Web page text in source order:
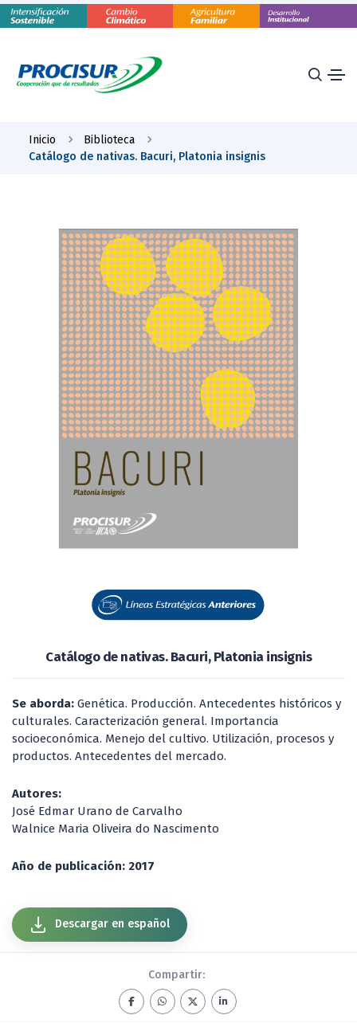
Inicio
Biblioteca
Catálogo de nativas. Bacuri, Platonia insignis
Catálogo de nativas. Bacuri, Platonia insignis
Se aborda: Genética. Producción. Antecedentes históricos y
culturales. Caracterización general. Importancia
socioeconómica. Menejo del cultivo. Utilización, procesos y
productos. Antecedentes del mercado.
Autores:
José Edmar Urano de Carvalho
Walnice Maria Oliveira do Nascimento
Año de publicación: 2017
Descargar en español
Compartir: